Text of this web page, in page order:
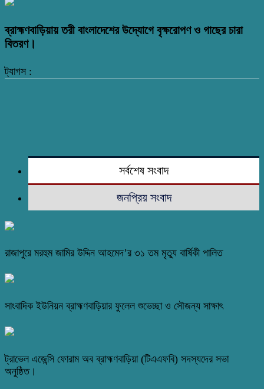
ব্রাহ্মণবাড়িয়ায় তরী বাংলাদেশের উদ্যোগে বৃক্ষরোপণ ও গাছের চারা
বিতরণ।
ট্যাগস :
সর্বশেষ সংবাদ
জনপ্রিয় সংবাদ
রাজাপুরে মরহুম জামির উদ্দিন আহমেদ’র ৩১ তম মৃত্যু বার্ষিকী পালিত
সাংবাদিক ইউনিয়ন ব্রাহ্মণবাড়িয়ার ফুলেল শুভেচ্ছা ও সৌজন্য সাক্ষাৎ
ট্রাভেল এজেন্সি ফোরাম অব ব্রাহ্মণবাড়িয়া (টিএএফবি) সদস্যদের সভা
অনুষ্ঠিত।